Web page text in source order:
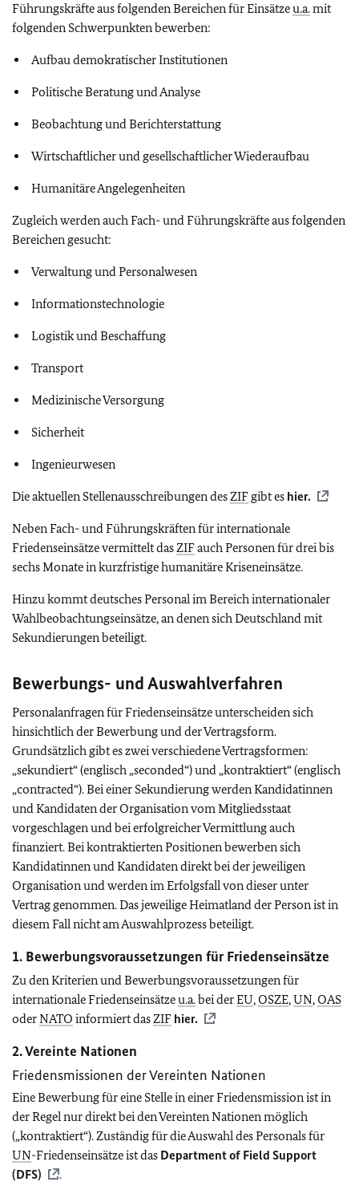
Führungskräfte aus folgenden Bereichen für Einsätzeu.a.mit
folgenden Schwerpunkten bewerben:
Aufbau demokratischer Institutionen
Politische Beratung und Analyse
Beobachtung und Berichterstattung
Wirtschaftlicher und gesellschaftlicher Wiederaufbau
Humanitäre Angelegenheiten
Zugleich werden auch Fach- und Führungskräfte aus folgenden
Bereichen gesucht:
Verwaltung und Personalwesen
Informationstechnologie
Logistik und Beschaffung
Transport
Medizinische Versorgung
Sicherheit
Ingenieurwesen
Die aktuellen Stellenausschreibungen desZIF gibt es hier.
Neben Fach- und Führungskräften für internationale
Friedenseinsätze vermittelt dasZIFauch Personen für drei bis
sechs Monate in kurzfristige humanitäre Kriseneinsätze.
Hinzu kommt deutsches Personal im Bereich internationaler
Wahlbeobachtungseinsätze, an denen sich Deutschland mit
Sekundierungen beteiligt.
Bewerbungs- und Auswahlverfahren
Personalanfragen für Friedenseinsätze unterscheiden sich
hinsichtlich der Bewerbung und der Vertragsform.
Grundsätzlich gibt es zwei verschiedene Vertragsformen:
„sekundiert“ (englisch „seconded“) und „kontraktiert“ (englisch
„contracted“). Bei einer Sekundierung werden Kandidatinnen
und Kandidaten der Organisation vom Mitgliedsstaat
vorgeschlagen und bei erfolgreicher Vermittlung auch
finanziert. Bei kontraktierten Positionen bewerben sich
Kandidatinnen und Kandidaten direkt bei der jeweiligen
Organisation und werden im Erfolgsfall von dieser unter
Vertrag genommen. Das jeweilige Heimatland der Person ist in
diesem Fall nicht am Auswahlprozess beteiligt.
1. Bewerbungsvoraussetzungen für Friedenseinsätze
Zu den Kriterien und Bewerbungsvoraussetzungen für
internationale Friedenseinsätzeu.a.bei derEU,OSZE,UN,OAS
oderNATO informiert dasZIF hier.
2. Vereinte Nationen
Friedensmissionen der Vereinten Nationen
Eine Bewerbung für eine Stelle in einer Friedensmission ist in
der Regel nur direkt bei den Vereinten Nationen möglich
(„kontraktiert“). Zuständig für die Auswahl des Personals für
UN-Friedenseinsätze ist das Department of Field Support
(DFS)
.